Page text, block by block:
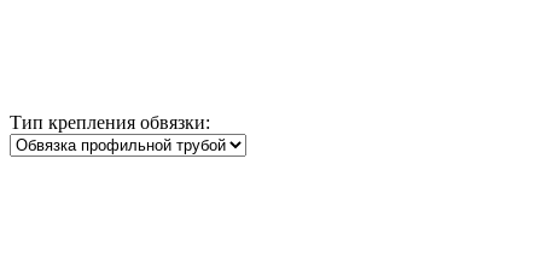
Тип крепления обвязки: